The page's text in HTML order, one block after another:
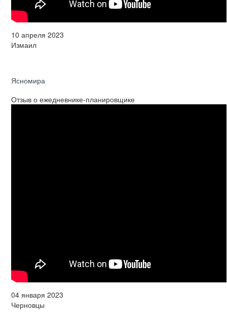
10 апреля 2023
Измаил
Ясномира
Отзыв о ежедневнике-планировщике
04 января 2023
Черновцы